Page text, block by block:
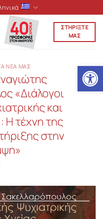
ΣΤΗΡΙΞΤΕ
ΜΑΣ
ΝΕΑ ΜΑΣ
«Διάλογοι
και
Η τέχνη της
στην